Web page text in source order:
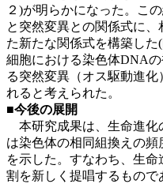
２)が明らかになった。こ
と突然変異との関係式に
た新たな関係式を構築し
細胞における染色体DNA
る突然変異（オス駆動進
れると考えられた。
■今後の展開
本研究成果は、生命進化
は染色体の相同組換えの
を示した。すなわち、生
割を新しく提唱するもの